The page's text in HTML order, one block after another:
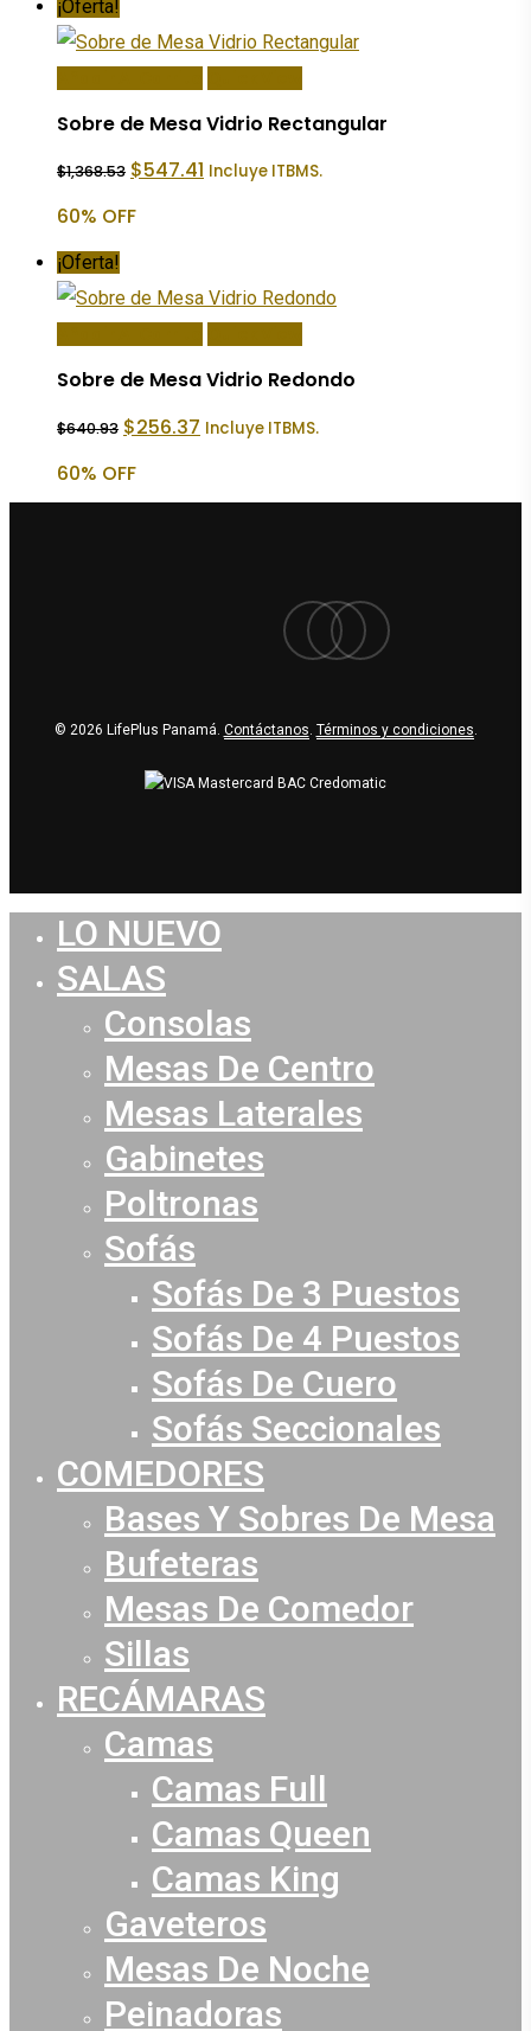
¡Oferta!
Sobre de Mesa Vidrio Rectangular
$1,368.53 El
precio
era:
$547.41 El
precio
Incluye ITBMS.
60% OFF
¡Oferta!
Sobre de Mesa Vidrio Redondo
$640.93 El
precio
era:
$256.37 El
precio
Incluye ITBMS.
60% OFF
facebook
youtube
instagram
© 2026 LifePlus Panamá. Contáctanos Términos y condiciones
LO NUEVO
SALAS
Consolas
Mesas De Centro
Mesas Laterales
Gabinetes
Poltronas
Sofás
Sofás De 3 Puestos
Sofás De 4 Puestos
Sofás De Cuero
Sofás Seccionales
COMEDORES
Bases Y Sobres De Mesa
Bufeteras
Mesas De Comedor
Sillas
RECÁMARAS
Camas
Camas Full
Camas Queen
Camas King
Gaveteros
Mesas De Noche
Peinadoras